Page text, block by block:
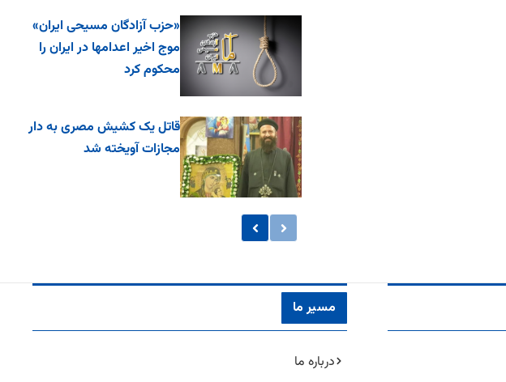
«حزب آزادگان مسیحی ایران»
موج اخیر اعدامها در ایران را
محکوم کرد
قاتل یک کشیش مصری به دار
مجازات آویخته شد
مسیر ما
درباره ما